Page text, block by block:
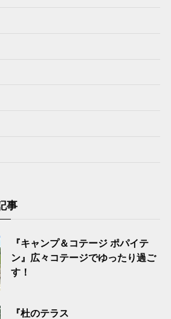
事
『キャンプ＆コテージ ポパイテ
ン』広々コテージでゆったり過ご
す！
『杜のテラス